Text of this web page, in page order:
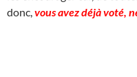
donc, vous avez déjà voté,